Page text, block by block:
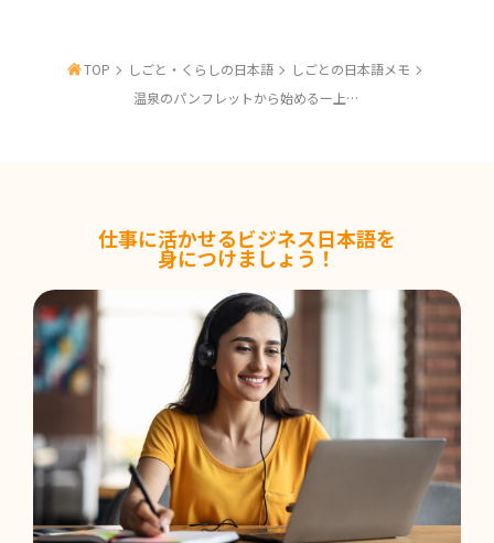
研究を続ける道、社会で生かす道｜PhD・ポ
ストドクのキャリア
2026-06-24
日本型雇用の仕組みとその背景
「また今度ね」は社交辞令？ 言葉の受け取り
方について考える
2026-06-03
ビジネス日本語で大切なのは、暗記よりも調
整する力
2026-05-27
TOP しごと・くらしの日本語
しごとの日本語メモ
温泉のパンフレットから始めるー上司と「ちょっとした雑談」をする日本語フレーズ
仕事に活かせるビジネス日本語を
身につけましょう！